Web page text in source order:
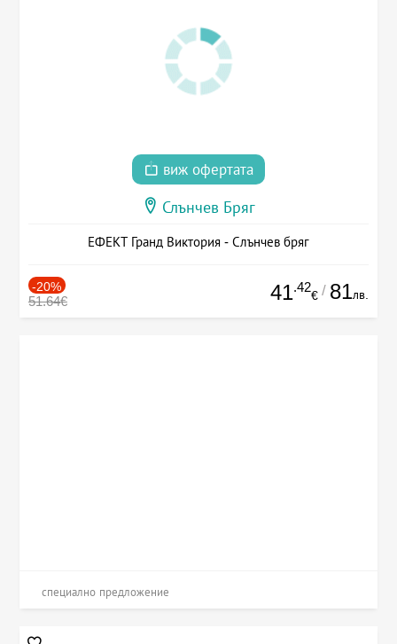
виж офертата
Слънчев Бряг
ЕФЕКТ Гранд Виктория - Слънчев бряг
-20%
51.64€ 41.42
€ / 81лв.
специално предложение